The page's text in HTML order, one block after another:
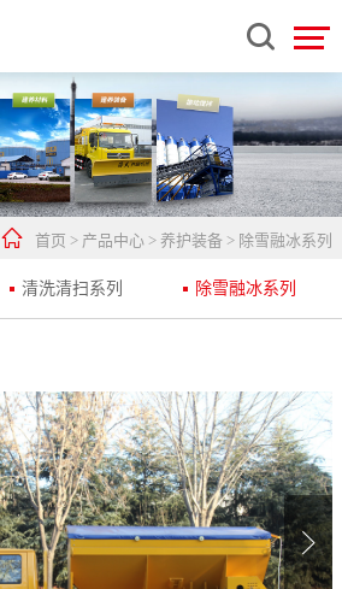

 首页 > 产品中心 > 养护装备 > 除雪融冰系列
清洗清扫系列 除雪融冰系列
